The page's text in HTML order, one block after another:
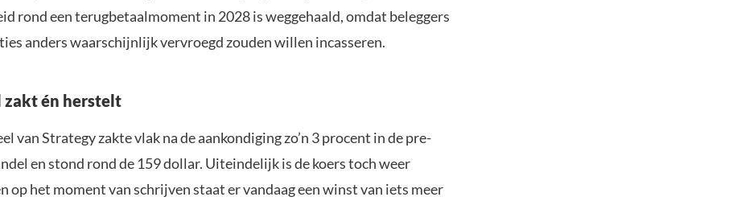
rond een terugbetaalmoment in 2028 is weggehaald, omdat beleggers
anders waarschijnlijk vervroegd zouden willen incasseren.
zakt én herstelt
van Strategy zakte vlak na de aankondiging zo’n 3 procent in de pre-
en stond rond de 159 dollar. Uiteindelijk is de koers toch weer
op het moment van schrijven staat er vandaag een winst van iets meer